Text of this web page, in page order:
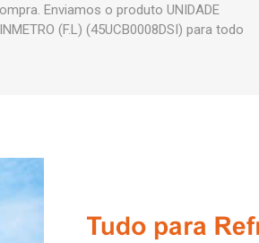
Enviamos o produto UNIDADE
(F.L) (45UCB0008DSI) para todo